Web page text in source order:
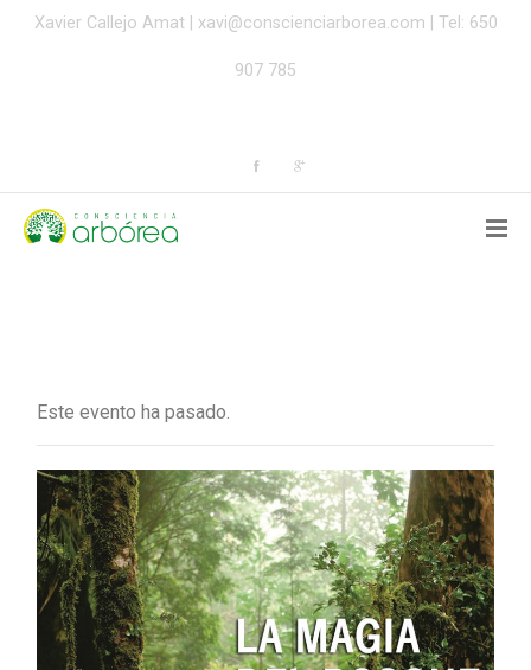
Xavier Callejo Amat | xavi@conscienciarborea.com | Tel: 650
907 785
Este evento ha pasado.